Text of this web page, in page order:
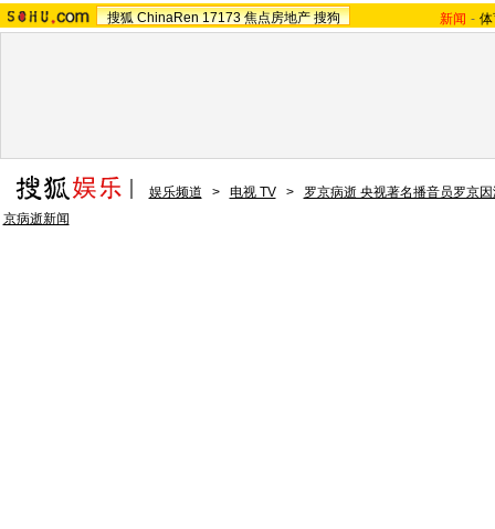
搜狐 ChinaRen 17173 焦点房地产 搜狗 新闻 -
娱乐频道 > 电视 TV >
罗京病逝 央视著名播音员罗京
京病逝新闻